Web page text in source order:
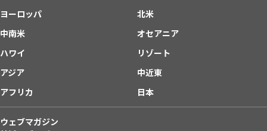
ヨーロッパ
北米
中南米
オセアニア
ハワイ
リゾート
アジア
中近東
アフリカ
日本
ウェブマガジン